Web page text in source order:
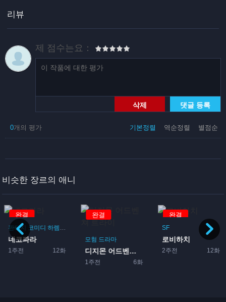
리뷰
제 점수는요：
삭제 댓글 등록
기본정렬 역순정렬 별점순
0개의 평가
비슷한 장르의 애니
완결
판타지 코미디 하렘
네코파라
1주전 12화
완결
모험 드라마
디지몬 어드벤쳐 트라이
1주전 6화
완결
SF
로비하치
2주전 12화